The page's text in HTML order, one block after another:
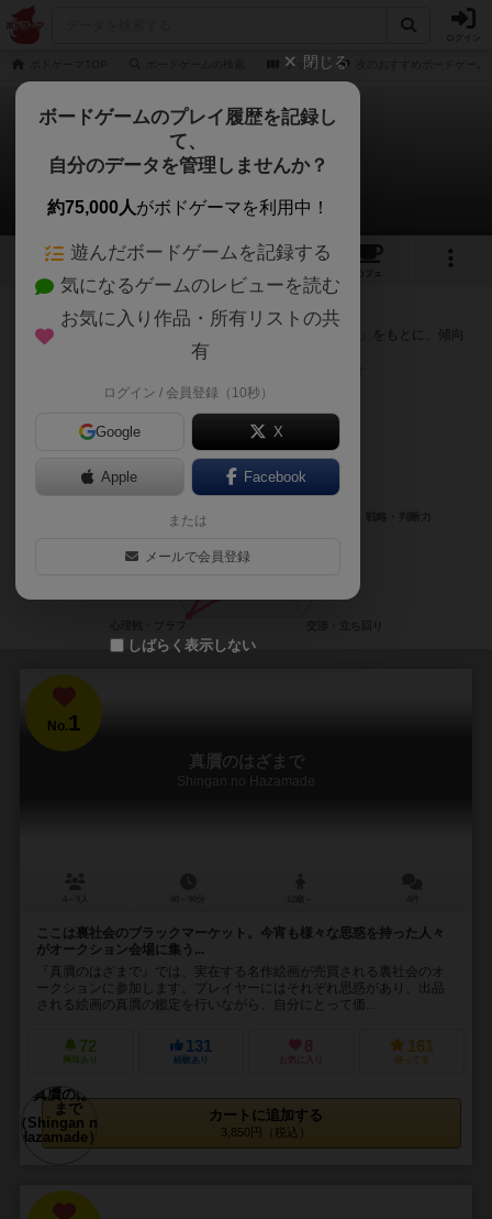
ゲップ
ゲップ
次のおすすめボードゲーム
2 3
カフェ
『ゲップ』が好きな方へのおすすめ
このゲームのトップページで投票された「プレイ感の評価」をもとに、傾向
が近いボードゲームをランキング形式で紹介します。
No.1
真贋のはざまで
Shingan no Hazamade
ここは裏社会のブラックマーケット。今宵も様々な思惑を持った人々
がオークション会場に集う...
『真贋のはざまで』では、実在する名作絵画が売買される裏社会のオ
ークションに参加します。プレイヤーにはそれぞれ思惑があり、出品
される絵画の真贋の鑑定を行いながら、自分にとって価...
72
興味あり
131
経験あり
8
お気に入り
161
持ってる
カートに追加する
3,850円（税込）
閉じる
ボードゲームのプレイ履歴を記録し
て、
自分のデータを管理しませんか？
約75,000人がボドゲーマを利用中！
遊んだボードゲームを記録する
気になるゲームのレビューを読む
お気に入り作品・所有リストの共
有
ログイン / 会員登録（10秒）
Google X
Apple Facebook
または
メールで会員登録
しばらく表示しない